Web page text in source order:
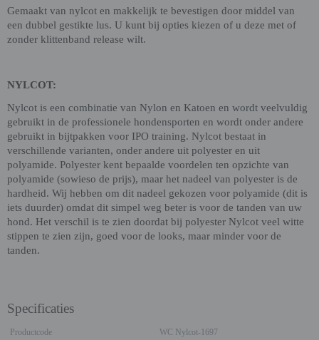
Gemaakt van nylcot en makkelijk te bevestigen door middel van
een dubbel gestikte lus. U kunt bij opties kiezen of u deze met of
zonder klittenband release wilt.
NYLCOT:
Nylcot is een combinatie van Nylon en Katoen en wordt veelvuldig
gebruikt in de professionele hondensporten en wordt onder andere
gebruikt in bijtpakken voor IPO training. Nylcot bestaat in
verschillende varianten, onder andere uit polyester en uit
polyamide. Polyester kent bepaalde voordelen ten opzichte van
polyamide (sowieso de prijs), maar het nadeel van polyester is de
hardheid. Wij hebben om dit nadeel gekozen voor polyamide (dit is
iets duurder) omdat dit simpel weg beter is voor de tanden van uw
hond. Het verschil is te zien doordat bij polyester Nylcot veel witte
stippen te zien zijn, goed voor de looks, maar minder voor de
tanden.
Specificaties
Productcode WC Nylcot-1697